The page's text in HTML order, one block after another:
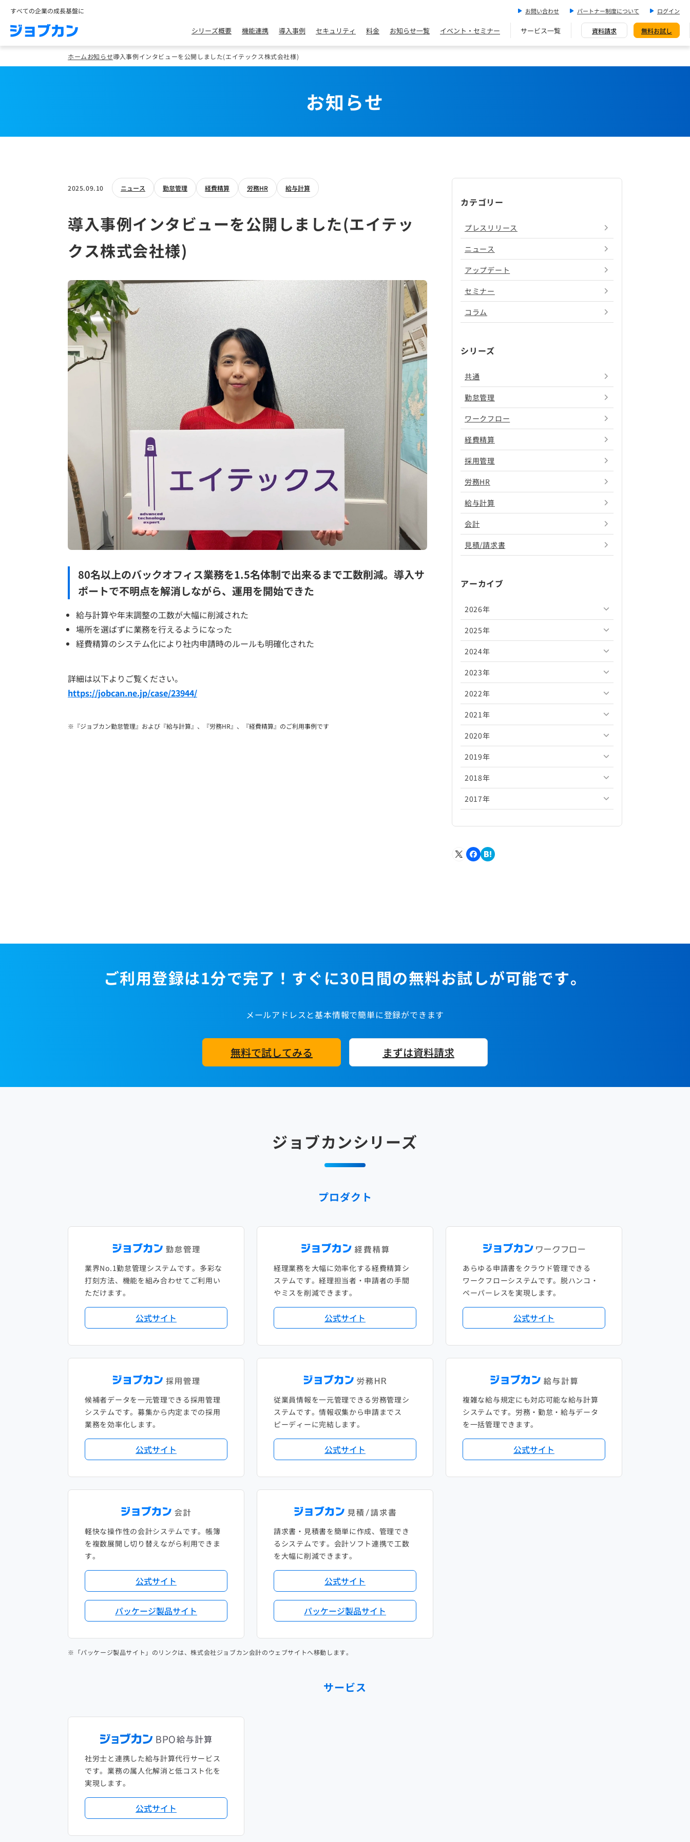
すべての企業の成長基盤に お問い合わせ パートナー制度について ログイン
シリーズ概要 機能連携 導入事例 セキュリティ 料金 お知らせ一覧 イベント・セミナー サービス一覧 資料請求 無料お試し
ホームお知らせ導入事例インタビューを公開しました(エイテックス株式会社様)
お知らせ
2025.09.10 ニュース 勤怠管理 経費精算 労務HR 給与計算
導入事例インタビューを公開しました(エイテッ
クス株式会社様)
80名以上のバックオフィス業務を1.5名体制で出来るまで工数削減。導入サ
ポートで不明点を解消しながら、運用を開始できた
給与計算や年末調整の工数が大幅に削減された
場所を選ばずに業務を行えるようになった
経費精算のシステム化により社内申請時のルールも明確化された
詳細は以下よりご覧ください。
https://jobcan.ne.jp/case/23944/
※『ジョブカン勤怠管理』および『給与計算』、『労務HR』、『経費精算』のご利用事例です
カテゴリー
プレスリリース
ニュース
アップデート
セミナー
コラム
シリーズ
共通
勤怠管理
ワークフロー
経費精算
採用管理
労務HR
給与計算
会計
見積/請求書
アーカイブ
2026年
2026年8月
2026年7月
2026年6月
2026年5月
2026年4月
2026年3月
2026年2月
2026年1月
2025年
2025年12月
2025年11月
2025年10月
2025年9月
2025年8月
2025年7月
2025年6月
2025年5月
2025年2月
2024年
2024年12月
2024年11月
2024年10月
2024年9月
2024年8月
2024年7月
2024年6月
2024年3月
2023年
2023年12月
2023年11月
2023年10月
2023年9月
2023年8月
2023年7月
2023年4月
2022年
2022年12月
2022年11月
2022年10月
2022年9月
2022年8月
2022年5月
2022年1月
2021年
2021年12月
2021年11月
2021年10月
2021年9月
2021年6月
2021年2月
2020年
2020年12月
2020年11月
2020年10月
2020年7月
2020年3月
2020年1月
2019年
2019年12月
2019年11月
2019年8月
2019年4月
2019年2月
2018年
2018年12月
2018年9月
2018年5月
2018年3月
2017年
2017年10月
2017年6月
2017年4月
ご利用登録は1分で完了！すぐに30日間の無料お試しが可能です。
メールアドレスと基本情報で簡単に登録ができます
無料で試してみる まずは資料請求
ジョブカンシリーズ
プロダクト
業界No.1勤怠管理システムです。多彩な
打刻方法、機能を組み合わせてご利用い
ただけます。
公式サイト
経理業務を大幅に効率化する経費精算シ
ステムです。経理担当者・申請者の手間
やミスを削減できます。
公式サイト
あらゆる申請書をクラウド管理できる
ワークフローシステムです。脱ハンコ・
ペーパーレスを実現します。
公式サイト
候補者データを一元管理できる採用管理
システムです。募集から内定までの採用
業務を効率化します。
公式サイト
従業員情報を一元管理できる労務管理シ
ステムです。情報収集から申請までス
ピーディーに完結します。
公式サイト
複雑な給与規定にも対応可能な給与計算
システムです。労務・勤怠・給与データ
を一括管理できます。
公式サイト
軽快な操作性の会計システムです。帳簿
を複数展開し切り替えながら利用できま
す。
公式サイト
パッケージ製品サイト
請求書・見積書を簡単に作成、管理でき
るシステムです。会計ソフト連携で工数
を大幅に削減できます。
公式サイト
パッケージ製品サイト
※「パッケージ製品サイト」のリンクは、株式会社ジョブカン会計のウェブサイトへ移動します。
サービス
社労士と連携した給与計算代行サービス
です。業務の属人化解消と低コスト化を
実現します。
公式サイト